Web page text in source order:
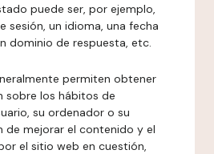
puede ser, por ejemplo,
sesión, un idioma, una fecha
dominio de respuesta, etc.
permiten obtener
sobre los hábitos de
su ordenador o su
de mejorar el contenido y el
el sitio web en cuestión,